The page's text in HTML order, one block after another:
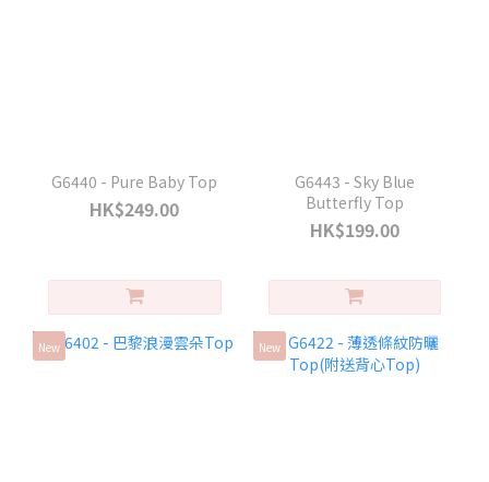
G6440 - Pure Baby Top
HK$249.00
G6443 - Sky Blue
Butterfly Top
HK$199.00
New New